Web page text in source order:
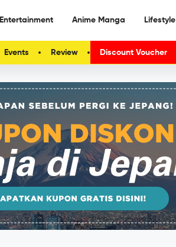
Entertainment Anime Manga Lifestyle
Events Review Discount Voucher